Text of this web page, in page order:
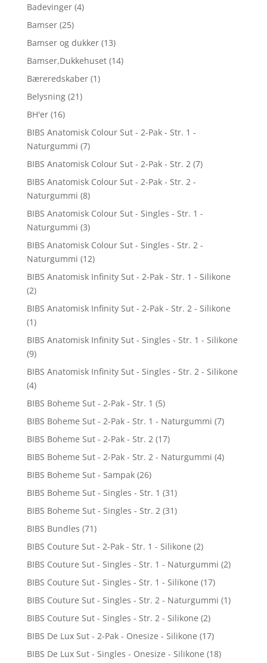
Badevinger (4)
Bamser (25)
Bamser og dukker (13)
Bamser,Dukkehuset (14)
Bæreredskaber (1)
Belysning (21)
BH'er (16)
BIBS Anatomisk Colour Sut - 2-Pak - Str. 1 -
Naturgummi (7)
BIBS Anatomisk Colour Sut - 2-Pak - Str. 2 (7)
BIBS Anatomisk Colour Sut - 2-Pak - Str. 2 -
Naturgummi (8)
BIBS Anatomisk Colour Sut - Singles - Str. 1 -
Naturgummi (3)
BIBS Anatomisk Colour Sut - Singles - Str. 2 -
Naturgummi (12)
BIBS Anatomisk Infinity Sut - 2-Pak - Str. 1 - Silikone
(2)
BIBS Anatomisk Infinity Sut - 2-Pak - Str. 2 - Silikone
(1)
BIBS Anatomisk Infinity Sut - Singles - Str. 1 - Silikone
(9)
BIBS Anatomisk Infinity Sut - Singles - Str. 2 - Silikone
(4)
BIBS Boheme Sut - 2-Pak - Str. 1 (5)
BIBS Boheme Sut - 2-Pak - Str. 1 - Naturgummi (7)
BIBS Boheme Sut - 2-Pak - Str. 2 (17)
BIBS Boheme Sut - 2-Pak - Str. 2 - Naturgummi (4)
BIBS Boheme Sut - Sampak (26)
BIBS Boheme Sut - Singles - Str. 1 (31)
BIBS Boheme Sut - Singles - Str. 2 (31)
BIBS Bundles (71)
BIBS Couture Sut - 2-Pak - Str. 1 - Silikone (2)
BIBS Couture Sut - Singles - Str. 1 - Naturgummi (2)
BIBS Couture Sut - Singles - Str. 1 - Silikone (17)
BIBS Couture Sut - Singles - Str. 2 - Naturgummi (1)
BIBS Couture Sut - Singles - Str. 2 - Silikone (2)
BIBS De Lux Sut - 2-Pak - Onesize - Silikone (17)
BIBS De Lux Sut - Singles - Onesize - Silikone (18)